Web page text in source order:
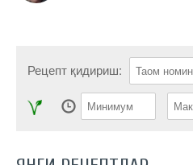
Рецепт қидириш: